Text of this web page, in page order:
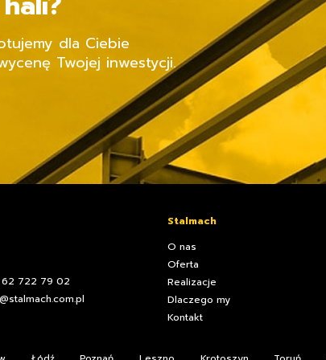
dla Ciebie
Twojej inwestycji.
62 722 79 02
Stalmach
O nas
Oferta
Realizacje
Dlaczego my
Kontakt